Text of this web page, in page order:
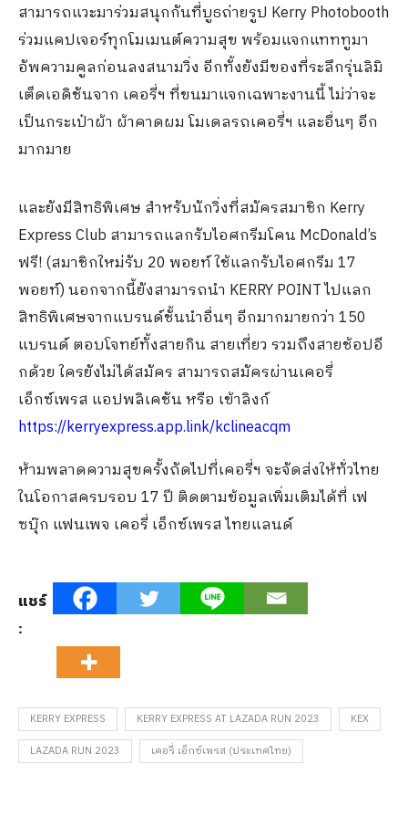
สามารถแวะมาร่วมสนุกกันที่บูธถ่ายรูป Kerry Photobooth
ร่วมแคปเจอร์ทุกโมเมนต์ความสุข พร้อมแจกแทททูมา
อัพความคูลก่อนลงสนามวิ่ง อีกทั้งยังมีของที่ระลึกรุ่นลิมิ
เต็ดเอดิชันจาก เคอรี่ฯ ที่ขนมาแจกเฉพาะงานนี้ ไม่ว่าจะ
เป็นกระเป๋าผ้า ผ้าคาดผม โมเดลรถเคอรี่ฯ และอื่นๆ อีก
มากมาย
และยังมีสิทธิพิเศษ สำหรับนักวิ่งที่สมัครสมาชิก Kerry
Express Club สามารถแลกรับไอศกรีมโคน McDonald’s
ฟรี! (สมาชิกใหม่รับ 20 พอยท์ ใช้แลกรับไอศกรีม 17
พอยท์) นอกจากนี้ยังสามารถนำ KERRY POINT ไปแลก
สิทธิพิเศษจากแบรนด์ชั้นนำอื่นๆ อีกมากมายกว่า 150
แบรนด์ ตอบโจทย์ทั้งสายกิน สายเที่ยว รวมถึงสายช้อปอี
กด้วย ใครยังไม่ได้สมัคร สามารถสมัครผ่านเคอรี่
เอ็กซ์เพรส แอปพลิเคชัน หรือ เข้าลิงก์
https://kerryexpress.app.link/kclineacqm
ห้ามพลาดความสุขครั้งถัดไปที่เคอรี่ฯ จะจัดส่งให้ทั่วไทย
ในโอกาสครบรอบ 17 ปี ติดตามข้อมูลเพิ่มเติมได้ที่ เฟ
ซบุ๊ก แฟนเพจ เคอรี่ เอ็กซ์เพรส ไทยแลนด์
แชร์
:
KERRY EXPRESS KERRY EXPRESS AT LAZADA RUN 2023
KEX
LAZADA RUN 2023
เคอรี่ เอ็กซ์เพรส (ประเทศไทย)